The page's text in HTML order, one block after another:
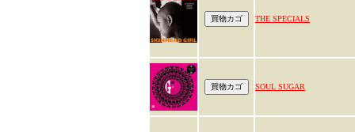
THE SPECIALS
SOUL SUGAR